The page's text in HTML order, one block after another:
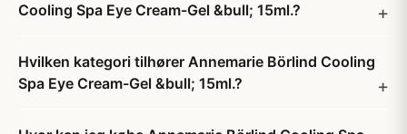
Cooling Spa Eye Cream-Gel &bull; 15ml.?
Hvilken kategori tilhører Annemarie Börlind Cooling
Spa Eye Cream-Gel &bull; 15ml.?